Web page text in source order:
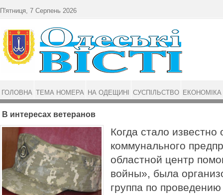
В интересах ветеранов
Когда стало известно
коммунального
областной центр
войны», была
группа по
П'ятниця, 7 Серпень 2026
ГОЛОВНА ТЕМА НОМЕРА НА ОДЕЩИНІ СУСПІЛЬСТВО ЕКОНОМІКА